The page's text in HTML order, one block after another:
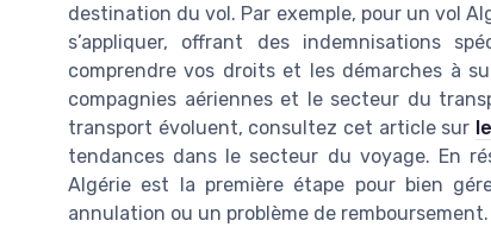
destination du vol. Par exemple, pour un vol
s’appliquer, offrant des indemnisations
comprendre vos droits et les démarches à
compagnies aériennes et le secteur du
transport évoluent, consultez cet article sur
tendances dans le secteur du voyage. En
Algérie est la première étape pour bien
annulation ou un problème de remboursement.